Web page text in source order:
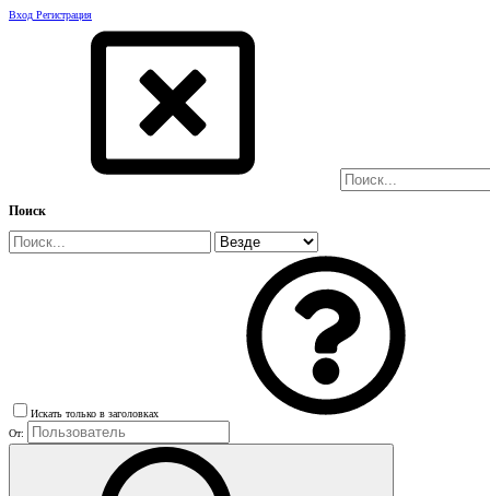
Вход Регистрация
Поиск
Искать только в заголовках
От: